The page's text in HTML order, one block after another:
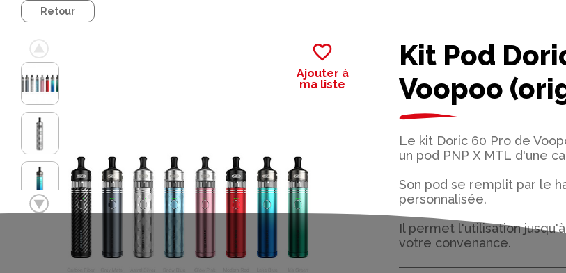
Retour
favorite_border
Ajouter à
ma liste
Kit Pod
Voopoo
Le kit Doric 60 Pro de
un pod PNP X MTL d'une
Son pod se remplit par le
personnalisée.
Il permet l'utilisation
votre convenance.